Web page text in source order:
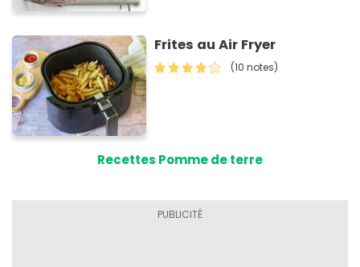
Frites au Air Fryer
(10 notes)
Recettes Pomme de terre